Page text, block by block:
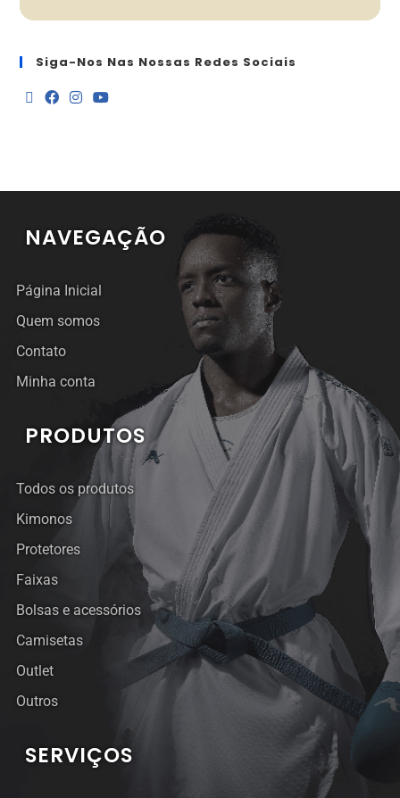
Siga-Nos Nas Nossas Redes Sociais
NAVEGAÇÃO
Página Inicial
Quem somos
Contato
Minha conta
PRODUTOS
Todos os produtos
Kimonos
Protetores
Faixas
Bolsas e acessórios
Camisetas
Outlet
Outros
SERVIÇOS